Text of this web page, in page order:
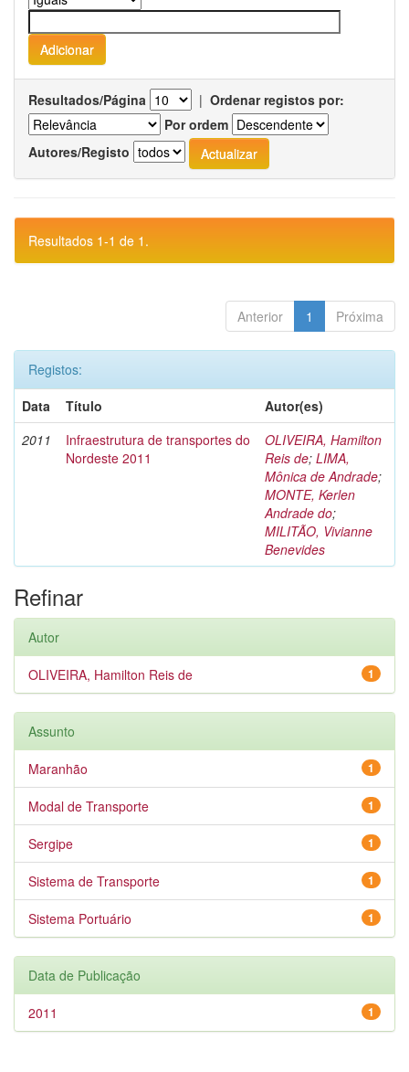
Resultados/Página | Ordenar registos por:
Por ordem
Autores/Registo
Resultados 1-1 de 1.
Anterior 1 Próxima
Registos:
Data
Título
Autor(es)
2011
Infraestrutura de transportes do
Nordeste 2011
OLIVEIRA, Hamilton
Reis de; LIMA,
Mônica de Andrade;
MONTE, Kerlen
Andrade do;
MILITÃO, Vivianne
Benevides
Refinar
Autor
1
OLIVEIRA, Hamilton Reis de
Assunto
1
Maranhão
1
Modal de Transporte
1
Sergipe
1
Sistema de Transporte
1
Sistema Portuário
Data de Publicação
1
2011